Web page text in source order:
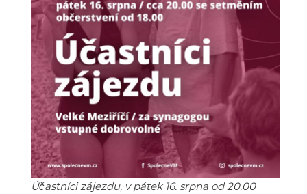
Účastníci zájezdu, v pátek 16. srpna od 20.00